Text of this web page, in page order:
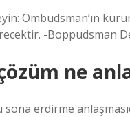
Ombudsman’ın
-Boppudsman
ne
erdirme